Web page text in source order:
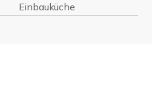
Einbauküche